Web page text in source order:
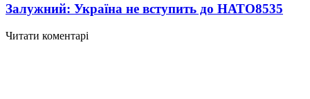
Залужний: Україна не вступить до НАТО8535
Читати коментарі